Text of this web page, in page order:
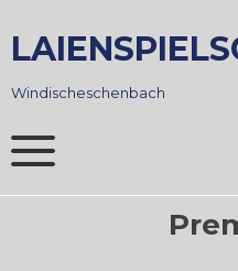
to
content
Windischeschenbach